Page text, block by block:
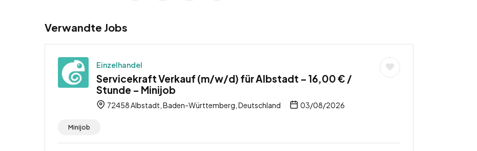
Verwandte Jobs
Einzelhandel
Servicekraft Verkauf (m/w/d) für Albstadt – 16,00 € /
Stunde – Minijob
72458 Albstadt, Baden-Württemberg, Deutschland 03/08/2026
Minijob